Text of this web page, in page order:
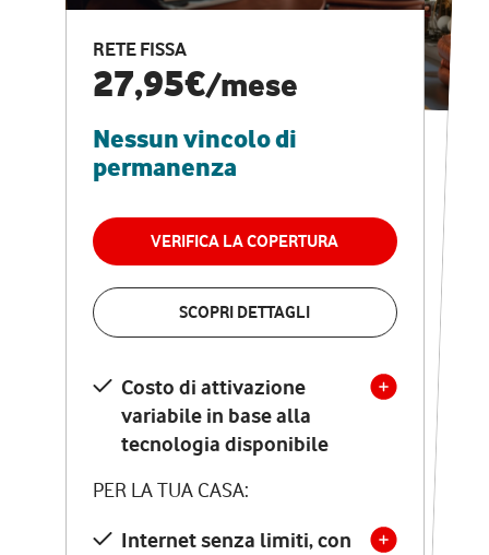
RETE FISSA
27,95€/mese
Nessun vincolo di
permanenza
VERIFICA LA COPERTURA
SCOPRI DETTAGLI
Costo di attivazione
variabile in base alla
tecnologia disponibile
PER LA TUA CASA:
Internet senza limiti, con
CASA PRO
Internet veloce e
vantaggi speciali
RETE FISSA + VODAFONE CLUB
29,95€
permanenza
VERIFICA LA COPERTURA
Costo di attivazione
variabile in base alla
tecnologia disponibile
PER LA TUA CASA:
Internet senza limiti, con
la migliore tecnologia